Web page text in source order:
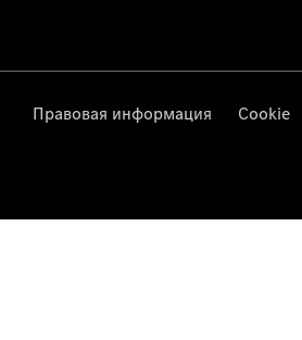
Правовая информация Cookie